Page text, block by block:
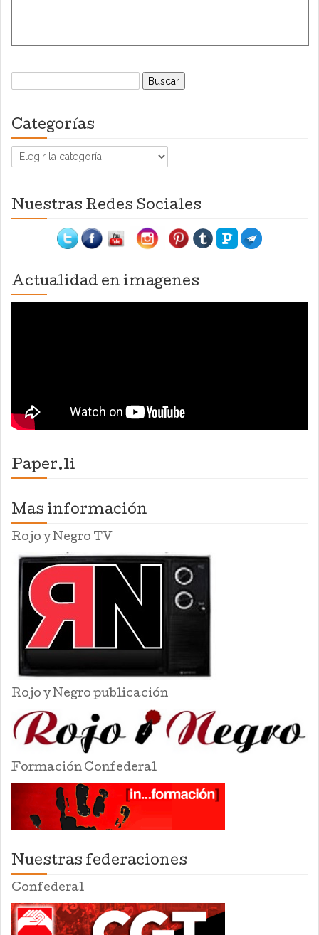
Buscar:
Categorías
Categorías
Nuestras Redes Sociales
Actualidad en imagenes
Paper.li
Mas información
Rojo y Negro TV
Rojo y Negro publicación
Formación Confederal
Nuestras federaciones
Confederal